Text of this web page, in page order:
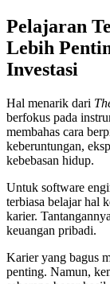
Pelajaran
Lebih
Investasi
Hal menarik dari
berfokus pada
membahas cara
keberuntungan,
kebebasan hidup.
Untuk software
terbiasa belajar hal
karier.
keuangan pribadi.
Karier yang bagus
penting. Namun,